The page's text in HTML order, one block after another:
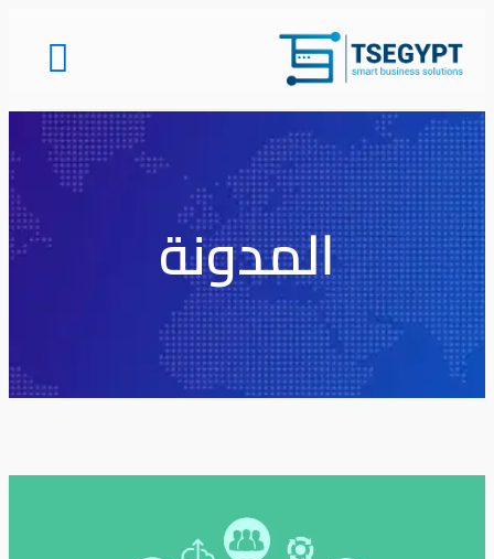
المدونة